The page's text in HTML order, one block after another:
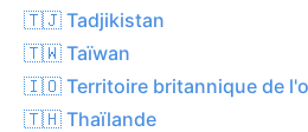
🇹🇯 Tadjikistan
🇹🇼 Taïwan
🇮🇴 Territoire britannique de
🇹🇭 Thaïlande